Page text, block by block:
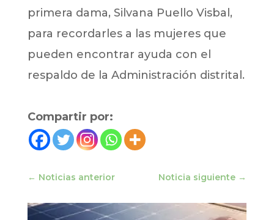
primera dama, Silvana Puello Visbal,
para recordarles a las mujeres que
pueden encontrar ayuda con el
respaldo de la Administración distrital.
Compartir por:
← Noticias anterior Noticia siguiente →